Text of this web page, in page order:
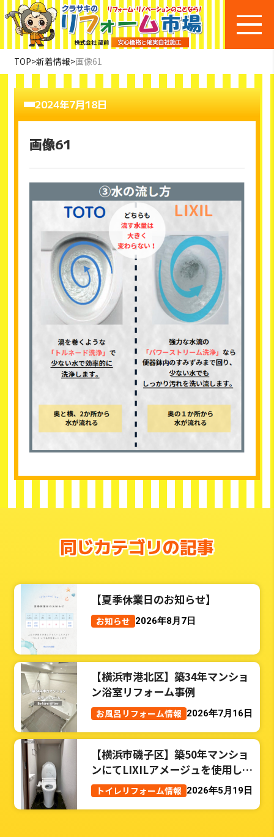
TOP>新着情報>画像61
2024年7月18日
画像61
同じカテゴリの記事
【夏季休業日のお知らせ】
お知らせ 2026年8月7日
【横浜市港北区】築34年マンショ
ン浴室リフォーム事例
お風呂リフォーム情報 2026年7月16日
【横浜市磯子区】築50年マンショ
ンにてLIXILアメージュを使用した
トイレリフォーム事例
トイレリフォーム情報 2026年5月19日